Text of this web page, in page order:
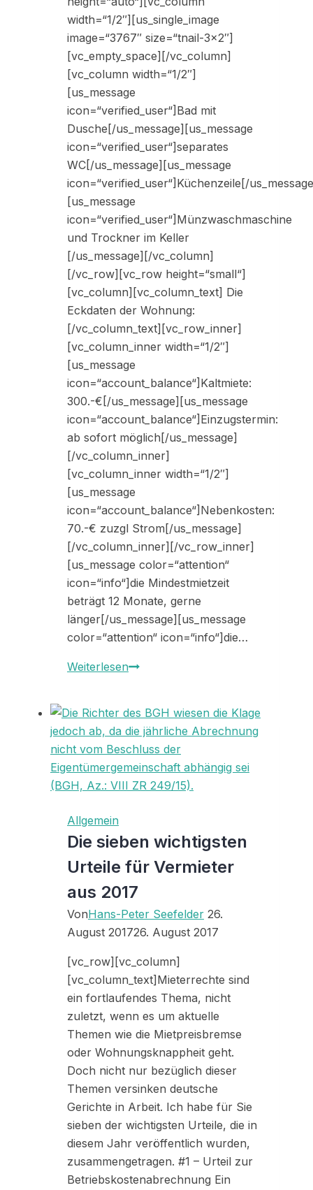
width=“1/2″][us_single_image
image=“3767″ size=“tnail-3×2″]
[vc_empty_space][/vc_column]
[vc_column width=“1/2″]
[us_message
icon=“verified_user“]Bad mit
Dusche[/us_message][us_message
icon=“verified_user“]separates
WC[/us_message][us_message
icon=“verified_user“]Küchenzeile[/
[us_message
icon=“verified_user“]Münzwaschmaschine
und Trockner im Keller
[/us_message][/vc_column]
[/vc_row][vc_row height=“small“]
[vc_column][vc_column_text] Die
Eckdaten der Wohnung:
[/vc_column_text][vc_row_inner]
[vc_column_inner width=“1/2″]
[us_message
icon=“account_balance“]Kaltmiete:
300.-€[/us_message][us_message
icon=“account_balance“]Einzugstermin:
ab sofort möglich[/us_message]
[/vc_column_inner]
[vc_column_inner width=“1/2″]
[us_message
icon=“account_balance“]Nebenkosten:
70.-€ zuzgl Strom[/us_message]
[/vc_column_inner][/vc_row_inner]
[us_message color=“attention“
icon=“info“]die Mindestmietzeit
beträgt 12 Monate, gerne
länger[/us_message][us_message
color=“attention“ icon=“info“]die…
Weiterlesen33250
Allgemein
Die sieben wichtigsten
Urteile für Vermieter
aus 2017
VonHans-Peter Seefelder 26.
August 201726. August 2017
[vc_row][vc_column]
[vc_column_text]Mieterrechte sind
ein fortlaufendes Thema, nicht
zuletzt, wenn es um aktuelle
Themen wie die Mietpreisbremse
oder Wohnungsknappheit geht.
Doch nicht nur bezüglich dieser
Themen versinken deutsche
Gerichte in Arbeit. Ich habe für Sie
sieben der wichtigsten Urteile, die in
diesem Jahr veröffentlich wurden,
zusammengetragen. #1 – Urteil zur
Betriebskostenabrechnung Ein